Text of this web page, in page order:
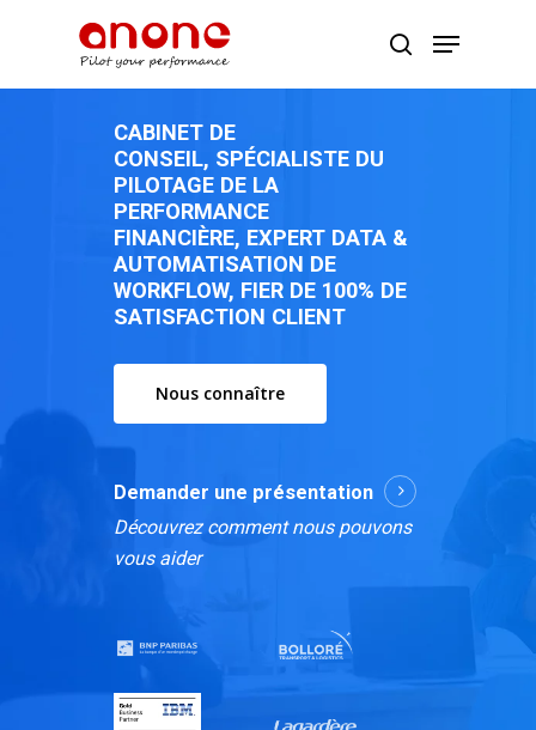
Appuyer Entrée ou ESC pour fermer
CABINET DE
CONSEIL, SPÉCIALISTE DU
PILOTAGE DE LA
PERFORMANCE
FINANCIÈRE, EXPERT DATA &
AUTOMATISATION DE
WORKFLOW, FIER DE 100% DE
SATISFACTION CLIENT
Nous connaître
Demander une présentation
Découvrez comment nous pouvons
vous aider